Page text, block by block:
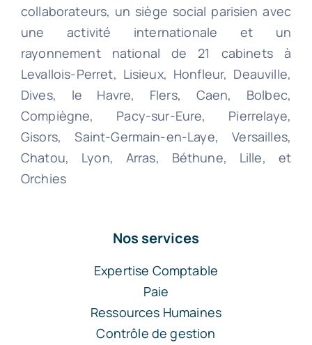
collaborateurs, un siège social parisien avec
une activité internationale et un
rayonnement national de 21 cabinets à
Levallois-Perret, Lisieux, Honfleur, Deauville,
Dives, le Havre, Flers, Caen, Bolbec,
Compiègne, Pacy-sur-Eure, Pierrelaye,
Gisors, Saint-Germain-en-Laye, Versailles,
Chatou, Lyon, Arras, Béthune, Lille, et
Orchies
Nos services
Expertise Comptable
Paie
Ressources Humaines
Contrôle de gestion